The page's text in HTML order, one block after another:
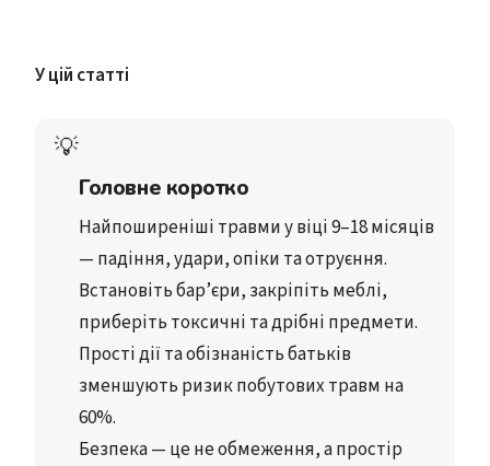
У цій статті
💡
Головне коротко
Найпоширеніші травми у віці 9–18 місяців
— падіння, удари, опіки та отруєння.
Встановіть бар’єри, закріпіть меблі,
приберіть токсичні та дрібні предмети.
Прості дії та обізнаність батьків
зменшують ризик побутових травм на
60%.
Безпека — це не обмеження, а простір